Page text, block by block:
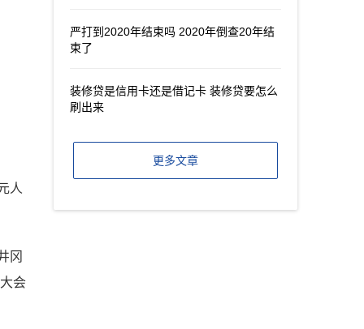
人
冈
会
严打到2020年结束吗 2020年倒查20年结
束了
装修贷是信用卡还是借记卡 装修贷要怎么
刷出来
更多文章